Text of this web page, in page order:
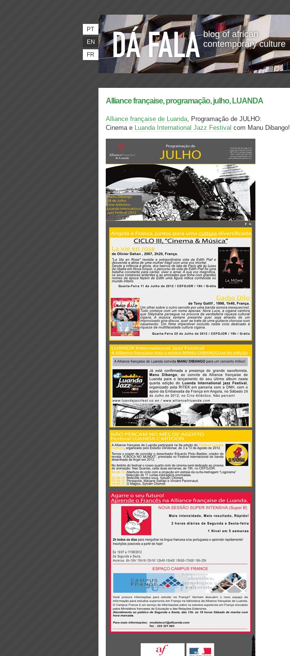
blog of african
contemporary culture
PT
EN
FR
Alliance française, programação, julho, LUANDA
Alliance française de Luanda, Programação de JULHO:
Cinema e Luanda International Jazz Festival com Manu Dibango!